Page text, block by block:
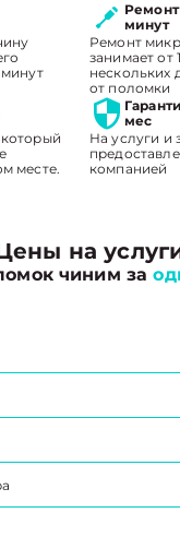
минут
Ремонт
минут
Ремонт
занимает от
нескольких
от поломки
месте.
мес
На услуги и
компанией
на
чиним за